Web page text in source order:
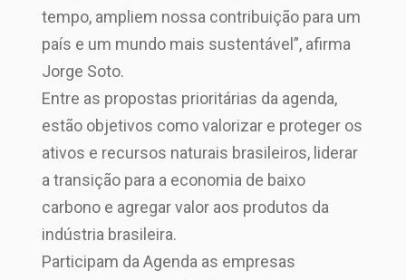
tempo, ampliem nossa contribuição para um
país e um mundo mais sustentável”, afirma
Jorge Soto.
Entre as propostas prioritárias da agenda,
estão objetivos como valorizar e proteger os
ativos e recursos naturais brasileiros, liderar
a transição para a economia de baixo
carbono e agregar valor aos produtos da
indústria brasileira.
Participam da Agenda as empresas